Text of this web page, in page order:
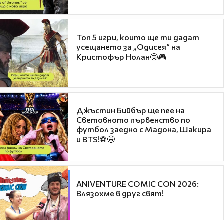
Топ 5 игри, които ще ти дадат
усещането за „Одисея“ на
Кристофър Нолан🤩🎮
Джъстин Бийбър ще пее на
Световното първенство по
футбол заедно с Мадона, Шакира
и BTS!⚽🤩
ANIVENTURE COMIC CON 2026:
Влязохме в друг свят!